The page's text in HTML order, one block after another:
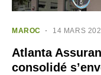
MAROC 14 MARS
Atlanta
consolidé